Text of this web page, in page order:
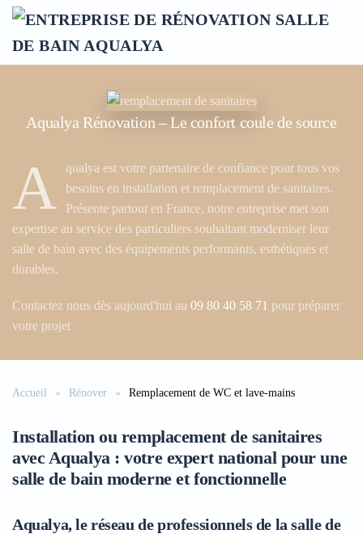
Accéder au contenu principal
Aqualya Rénovation – Le confort coule de source
A
qualya est votre partenaire de confiance pour tous vos
besoins en installation et remplacement de sanitaires.
Présente partout en France, notre entreprise met son
expertise au service des particuliers souhaitant moderniser leur
salle de bain avec des équipements performants, esthétiques et
durables.
Contactez nous dès aujourd'hui au 09 80 40 58 71 pour préparer
votre projet
Accueil Rénover Remplacement de WC et lave-mains
Installation ou remplacement de sanitaires
avec Aqualya : votre expert national pour une
salle de bain moderne et fonctionnelle
Aqualya, le réseau de professionnels de la salle de